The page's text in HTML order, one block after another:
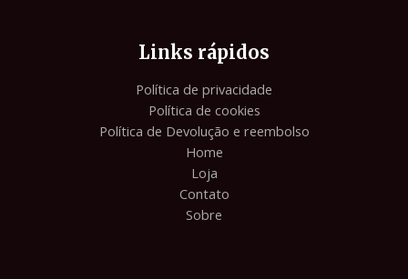
Links rápidos
Política de privacidade
Política de cookies
Política de Devolução e reembolso
Home
Loja
Contato
Sobre